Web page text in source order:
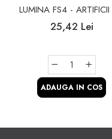
LUMINA FS4 -
25,42 Lei
ADAUGA IN COS